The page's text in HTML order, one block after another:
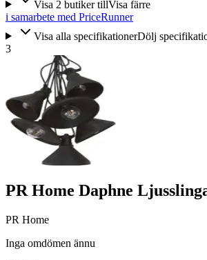
Visa 2 butiker tillVisa färre
i samarbete med PriceRunner
Visa alla specifikationerDölj
3
PR Home Daphne
PR Home
Inga omdömen ännu